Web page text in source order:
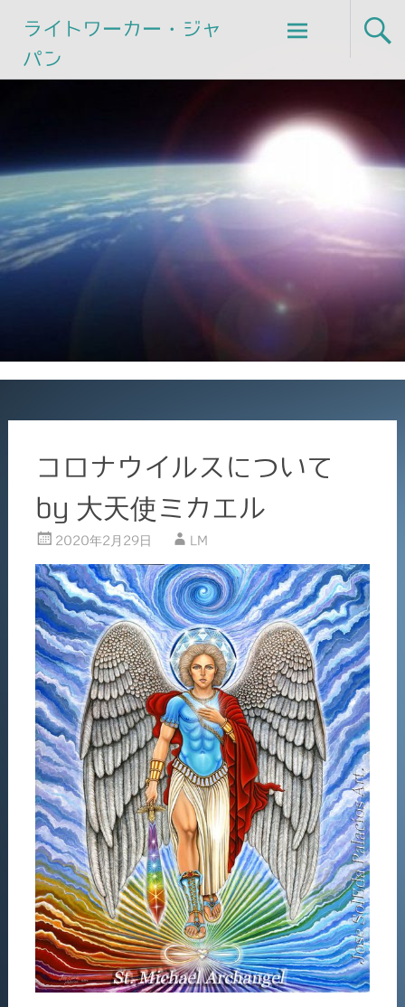
ライトワーカー・ジャ
パン
Skip
to
コロナウイルスについて
by 大天使ミカエル
2020年2月29日 LM